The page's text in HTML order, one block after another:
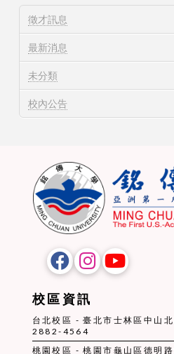
徵才訊息
最新消息
未分類
校內公告
校區資訊
台北校區 - 臺北市士林區中山
2882-4564
桃園校區 - 桃園市龜山區德明